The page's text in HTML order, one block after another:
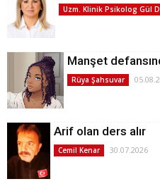
Uzm. Klinik Psikolog Gül
Manşet
Rüya Şahsuvar
Arif olan ders alır
Cemil Kenar 30.07.2026